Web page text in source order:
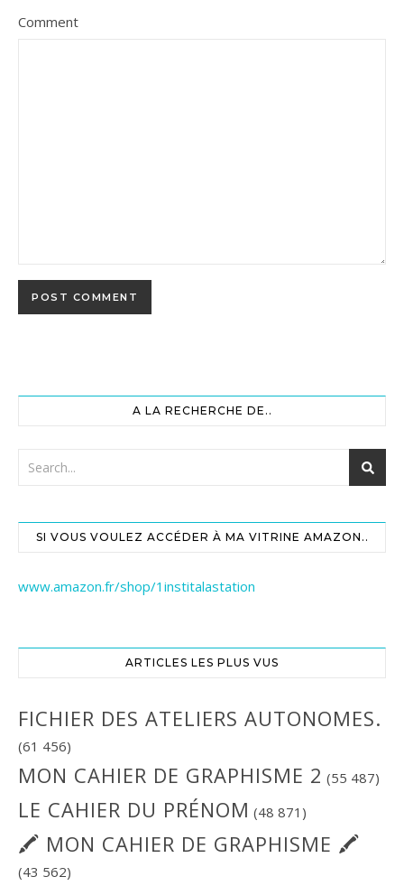
Comment
A LA RECHERCHE DE..
SI VOUS VOULEZ ACCÉDER À MA VITRINE AMAZON..
www.amazon.fr/shop/1institalastation
ARTICLES LES PLUS VUS
FICHIER DES ATELIERS AUTONOMES.
(61 456)
MON CAHIER DE GRAPHISME 2 (55 487)
LE CAHIER DU PRÉNOM (48 871)
🖍 MON CAHIER DE GRAPHISME 🖍
(43 562)